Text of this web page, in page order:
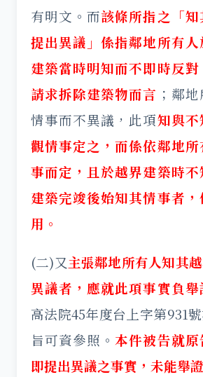
有明文。而該條所指之「
提出異議」係指鄰地所有
建築當時明知而不即時反
請求拆除建築物而言 ；鄰
情事而不異議，此項知與
觀情事定之，而係依鄰地
事而定，且於越界建築時
建築完竣後始知其情事者
用。
(二)又主張鄰地所有人知其
異議者，應就此項事實負
高法院45年度台上字第931
旨可資參照。本件被告就
即提出異議之事實，未能舉